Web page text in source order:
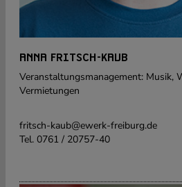
ANNA FRITSCH-KAUB
Veranstaltungsmanagement: Musik,
Vermietungen
fritsch-kaub@ewerk-freiburg.de
Tel. 0761 / 20757-40